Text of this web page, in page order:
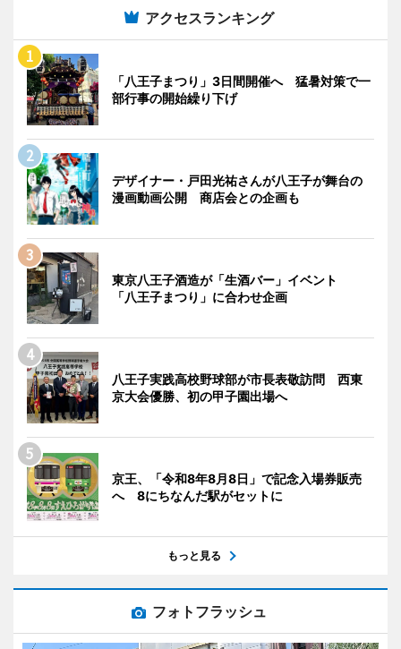
アクセスランキング
「八王子まつり」3日間開催へ 猛暑対策で一
部行事の開始繰り下げ
デザイナー・戸田光祐さんが八王子が舞台の
漫画動画公開 商店会との企画も
東京八王子酒造が「生酒バー」イベント
「八王子まつり」に合わせ企画
八王子実践高校野球部が市長表敬訪問 西東
京大会優勝、初の甲子園出場へ
京王、「令和8年8月8日」で記念入場券販売
へ 8にちなんだ駅がセットに
もっと見る
フォトフラッシュ